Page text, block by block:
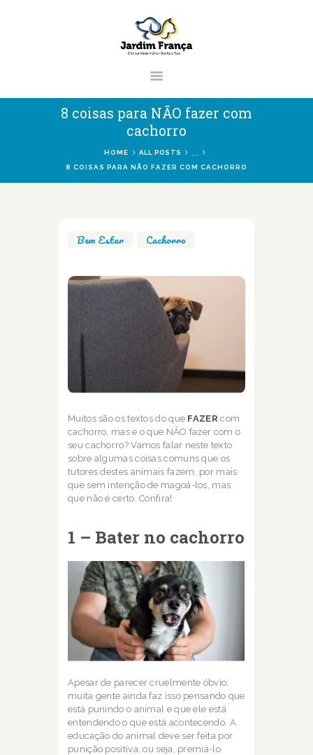
8 coisas para NÃO fazer com
cachorro
HOME ALL POSTS
8 COISAS PARA NÃO FAZER COM CACHORRO
CLÍNICA VETERINÁRIA JARDIM
FRANÇA | ZONA NORTE DE SÃO
PAULO
São Paulo
HOME
BLOG
Bem Estar Cachorro
Muitos são os textos do que FAZERcom
cachorro, mas e o que NÃO fazer com o
seucachorro? Vamos falar neste texto
sobre algumas coisas comuns que os
tutores destes animais fazem, por mais
que sem intenção de magoá-los, mas
que não é certo. Confira!
1 – Bater no cachorro
Apesar de parecer cruelmente óbvio,
muita gente ainda faz isso pensando que
está punindo o animal e que ele está
entendendo o que está acontecendo. A
educação do animal deve ser feita por
punição positiva, ou seja, premiá-lo